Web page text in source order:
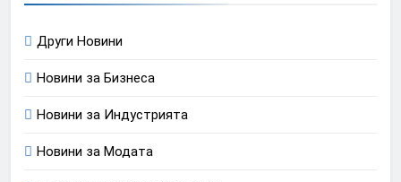
Други Новини
Новини за Бизнеса
Новини за Индустрията
Новини за Модата